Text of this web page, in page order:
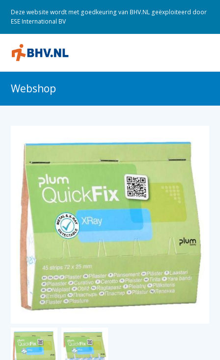
Deze website wordt met goedkeuring van BHV.NL geëxploiteerd door
ESE International BV
Webshop